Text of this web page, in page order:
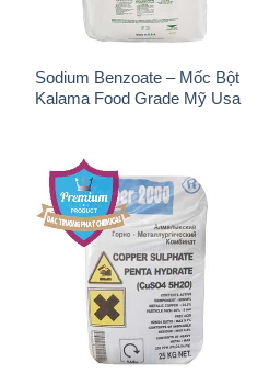
Sodium Benzoate – Mốc Bột
Kalama Food Grade Mỹ Usa